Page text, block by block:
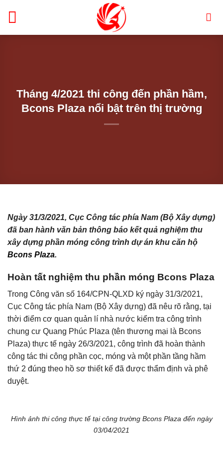
Tháng 4/2021 thi công đến phần hầm,
Bcons Plaza nổi bật trên thị trường
Ngày 31/3/2021, Cục Công tác phía Nam (Bộ Xây dựng)
đã ban hành văn bản thông báo kết quả nghiệm thu
xây dựng phần móng công trình dự án khu căn hộ
Bcons Plaza.
Hoàn tất nghiệm thu phần móng Bcons Plaza
Trong Công văn số 164/CPN-QLXD ký ngày 31/3/2021,
Cục Công tác phía Nam (Bộ Xây dựng) đã nêu rõ rằng, tại
thời điểm cơ quan quản lí nhà nước kiểm tra công trình
chung cư Quang Phúc Plaza (tên thương mại là Bcons
Plaza) thực tế ngày 26/3/2021, công trình đã hoàn thành
công tác thi công phần cọc, móng và một phần tầng hầm
thứ 2 đúng theo hồ sơ thiết kế đã được thẩm định và phê
duyệt.
Hình ảnh thi công thực tế tại công trường Bcons Plaza đến ngày
03/04/2021